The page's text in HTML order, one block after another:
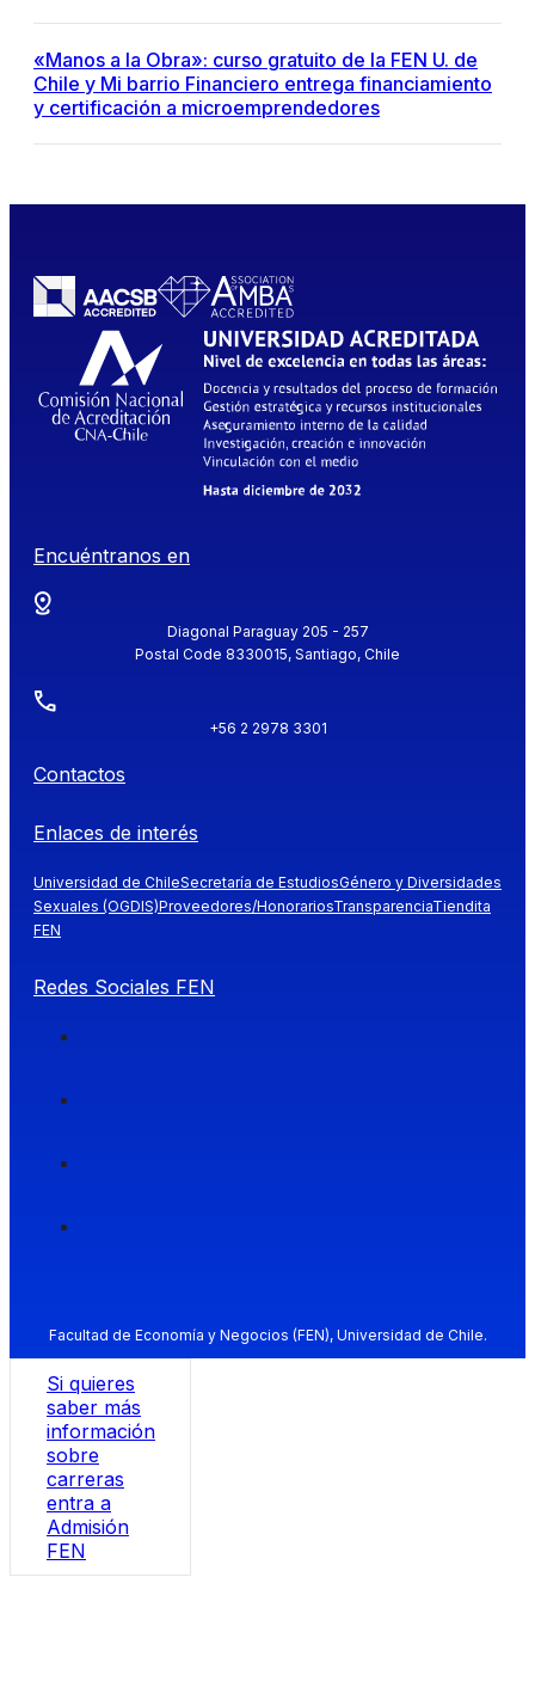
«Manos a la Obra»: curso gratuito de la FEN U. de
Chile y Mi barrio Financiero entrega financiamiento
y certificación a microemprendedores
Encuéntranos en
Diagonal Paraguay 205 - 257
Postal Code 8330015, Santiago, Chile
+56 2 2978 3301
Contactos
Enlaces de interés
Universidad de ChileSecretaría de EstudiosGénero y Diversidades
Sexuales (OGDIS)Proveedores/HonorariosTransparenciaTiendita
FEN
Redes Sociales FEN
Facultad de Economía y Negocios (FEN), Universidad de Chile.
Si quieres
saber más
información
sobre
carreras
entra a
Admisión
FEN